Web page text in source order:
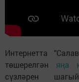
Интернетта
төшерелгән яңа
сүзләрен